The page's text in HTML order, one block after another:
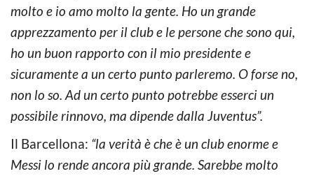
molto e io amo molto la gente. Ho un grande
apprezzamento per il club e le persone che sono qui,
ho un buon rapporto con il mio presidente e
sicuramente a un certo punto parleremo. O forse no,
non lo so. Ad un certo punto potrebbe esserci un
possibile rinnovo, ma dipende dalla Juventus”.
Il Barcellona: “la verità è che è un club enorme e
Messi lo rende ancora più grande. Sarebbe molto